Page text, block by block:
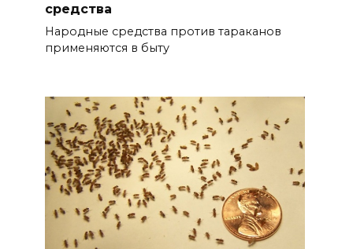
средства
Народные средства против тараканов
применяются в быту